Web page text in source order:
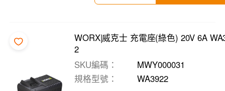
WORX|威克士 充電座(綠色) 20V 6A
2
SKU編碼
MWY000031
規格型號
WA3922